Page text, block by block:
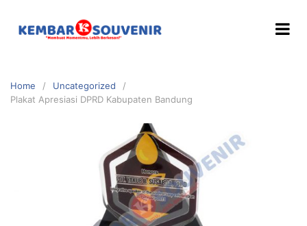
Home
Uncategorized
Plakat Apresiasi DPRD Kabupaten Bandung